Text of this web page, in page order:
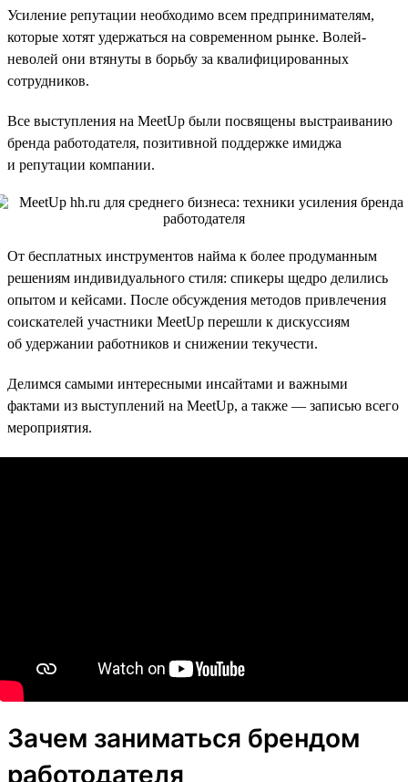
Усиление репутации необходимо всем предпринимателям,
которые хотят удержаться на современном рынке. Волей-
неволей они втянуты в борьбу за квалифицированных
сотрудников.
Все выступления на MeetUp были посвящены выстраиванию
бренда работодателя, позитивной поддержке имиджа
и репутации компании.
От бесплатных инструментов найма к более продуманным
решениям индивидуального стиля: спикеры щедро делились
опытом и кейсами. После обсуждения методов привлечения
соискателей участники MeetUp перешли к дискуссиям
об удержании работников и снижении текучести.
Делимся самыми интересными инсайтами и важными
фактами из выступлений на MeetUp, а также — записью всего
мероприятия.
Зачем заниматься брендом
работодателя